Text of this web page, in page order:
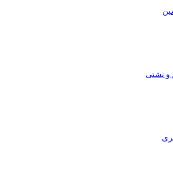
و نشتی